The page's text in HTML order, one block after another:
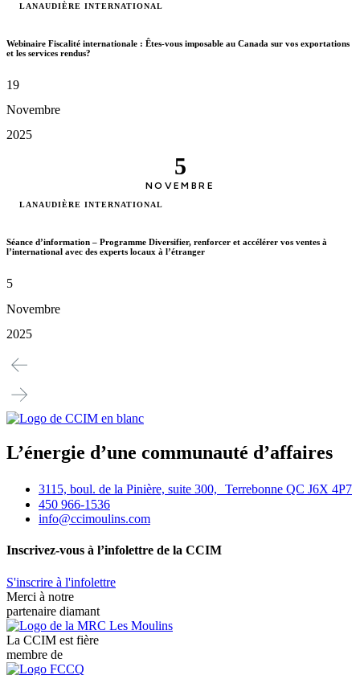
LANAUDIÈRE INTERNATIONAL
Webinaire Fiscalité internationale : Êtes-vous imposable au Canada sur vos exportations
et les services rendus?
19
Novembre
2025
5
NOVEMBRE
LANAUDIÈRE INTERNATIONAL
Séance d’information – Programme Diversifier, renforcer et accélérer vos ventes à
l’international avec des experts locaux à l’étranger
5
Novembre
2025
L’énergie d’une communauté d’affaires
3115, boul. de la Pinière, suite 300, Terrebonne QC J6X 4P7
450 966-1536
info@ccimoulins.com
Inscrivez-vous à l’infolettre de la CCIM
S'inscrire à l'infolettre
Merci à notre
partenaire diamant
La CCIM est fière
membre de